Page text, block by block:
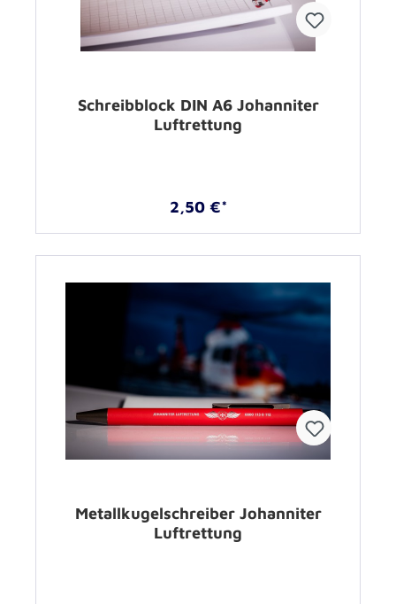
Schreibblock DIN A6 Johanniter
Luftrettung
2,50 €*
Metallkugelschreiber Johanniter
Luftrettung